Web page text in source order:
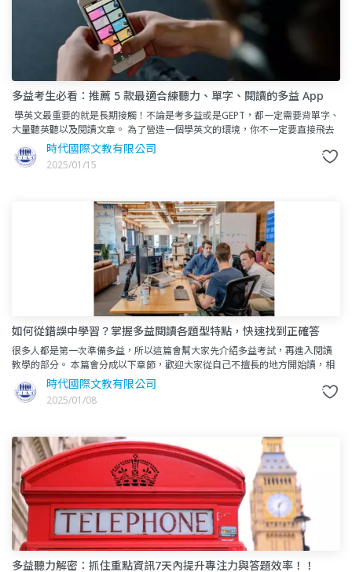
多益考生必看：推薦 5 款最適合練聽力、單字、閱讀的多益 App
學英文最重要的就是長期接觸！不論是考多益或是GEPT，都一定需要背單字、
大量聽英聽以及閱讀文章。 為了營造一個學英文的環境，你不一定要直接飛去
國外！利用每天都會接觸的手機簡單下載
時代國際文教有限公司
2025/01/15
如何從錯誤中學習？掌握多益閱讀各題型特點，快速找到正確答
案！
很多人都是第一次準備多益，所以這篇會幫大家先介紹多益考試，再進入閱讀
教學的部分。 本篇會分成以下章節，歡迎大家從自己不擅長的地方開始讀，相
信在準備多益上會有許多收穫喔！ 一、多益T
時代國際文教有限公司
2025/01/08
多益聽力解密：抓住重點資訊7天內提升專注力與答題效率！！